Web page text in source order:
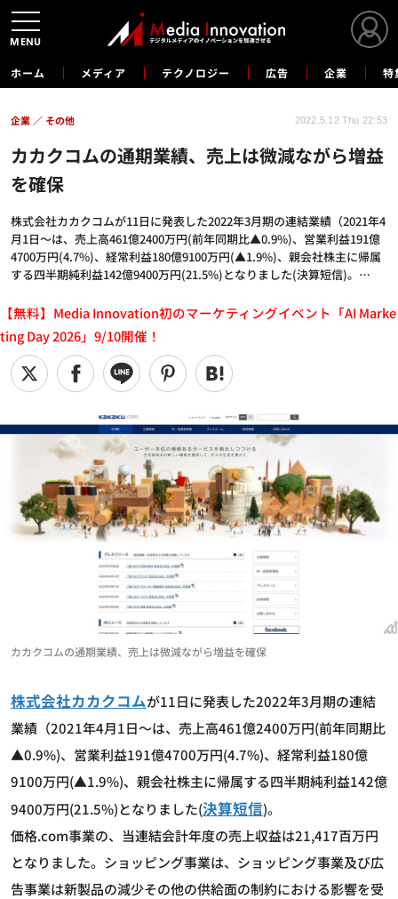
ホーム メディア テクノロジー 広告 企業 特
カカクコムの通期業績、売上は微減ながら増益
を確保
株式会社カカクコムが11日に発表した2022年3月期の連結業績（2021年4
月1日～は、売上高461億2400万円(前年同期比▲0.9%)、営業利益191億
4700万円(4.7%)、経常利益180億9100万円(▲1.9%)、親会社株主に帰属
する四半期純利益142億9400万円(21.5%)となりました(決算短信)。…
企業 その他 2022.5.12 Thu 22:53
【無料】Media Innovation初のマーケティングイベント「AI Marke
ting Day 2026」9/10開催！
カカクコムの通期業績、売上は微減ながら増益を確保
株式会社カカクコムが11日に発表した2022年3月期の連結
業績（2021年4月1日～は、売上高461億2400万円(前年同期比
▲0.9%)、営業利益191億4700万円(4.7%)、経常利益180億
9100万円(▲1.9%)、親会社株主に帰属する四半期純利益142億
9400万円(21.5%)となりました(決算短信)。
価格.com事業の、当連結会計年度の売上収益は21,417百万円
となりました。ショッピング事業は、ショッピング事業及び広
告事業は新製品の減少その他の供給面の制約における影響を受
MENU